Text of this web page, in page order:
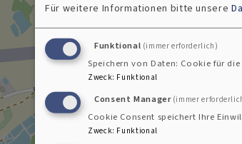
Für weitere Informationen bitte unsere
Funktional (immer erforderlich)
Speichern von Daten: Cookie für
Zweck: Funktional
Consent Manager (immer
Cookie Consent speichert Ihre
Zweck: Funktional